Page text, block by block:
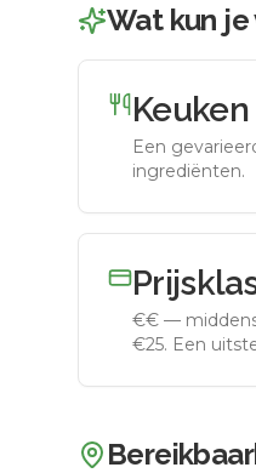
Wat kun
Een
ingrediënten.
€€ —
€25. Een